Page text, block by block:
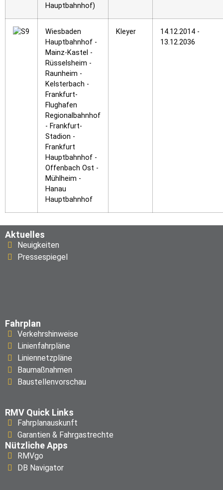
Hauptbahnhof)
Wiesbaden
Hauptbahnhof -
Mainz-Kastel -
Rüsselsheim -
Raunheim -
Kelsterbach -
Frankfurt-
Flughafen
Regionalbahnhof
- Frankfurt-
Stadion -
Frankfurt
Hauptbahnhof -
Offenbach Ost -
Mühlheim -
Hanau
Hauptbahnhof
Kleyer
14.12.2014 -
13.12.2036
Aktuelles
Neuigkeiten
Pressespiegel
Fahrplan
Verkehrshinweise
Linienfahrpläne
Liniennetzpläne
Baumaßnahmen
Baustellenvorschau
RMV Quick Links
Fahrplanauskunft
Garantien & Fahrgastrechte
Nützliche Apps
RMVgo
DB Navigator